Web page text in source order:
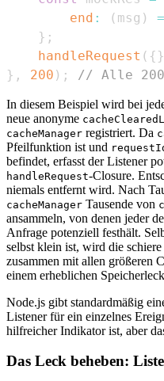
end : ( msg )
} ;
handleRequest ( { }
} , 200 ) ; // Alle
In diesem Beispiel wird bei
neue anonyme
cacheManager registriert. Da
Pfeilfunktion ist und
befindet, erfasst der Listener
handleRequest-Closure.
niemals entfernt wird. Nach
cacheManager Tausende von
ansammeln, von denen jeder
Anfrage potenziell festhält.
selbst klein ist, wird die
zusammen mit allen größeren
einem erheblichen
Node.js gibt standardmäßig
Listener für ein einzelnes
hilfreicher Indikator ist, aber
Das Leck beheben: